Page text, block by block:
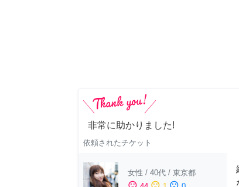
非常に助かりました!
依頼されたチケット
女性 / 40代 / 東京都
sentiment_satisfied sentiment_neutral sentiment_dissatisfied